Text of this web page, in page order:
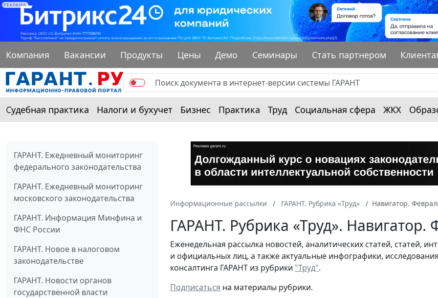
РЕКЛАМА
Компания Вакансии Продукты Цены Демо Семинары Стать партнером
Судебная практика Налоги и бухучет Бизнес Практика Труд Социальная сфера ЖКХ
ГАРАНТ. Ежедневный мониторинг
федерального законодательства
ГАРАНТ. Ежедневный мониторинг
московского законодательства
ГАРАНТ. Информация Минфина и
ФНС России
ГАРАНТ. Новое в налоговом
законодательстве
ГАРАНТ. Новости органов
государственной власти
Информационные рассылки ГАРАНТ. Рубрика «Труд» Навигатор.
ГАРАНТ. Рубрика «Труд». Навигатор.
Еженедельная рассылка новостей, аналитических статей, статей,
и официальных лиц, а также актуальные инфографики,
консалтинга ГАРАНТ из рубрики "Труд".
Подписаться на материалы рубрики.